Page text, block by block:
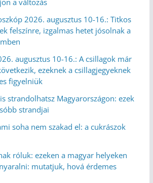
2026. augusztus 10-16.: Titkos
felszínre, izgalmas hetet jósolnak a
augusztus 10-16.: A csillagok már
ezeknek a csillagjegyeknek
figyelniük
strandolhatsz Magyarországon: ezek
strandjai
soha nem szakad el: a cukrászok
róluk: ezeken a magyar helyeken
mutatjuk, hová érdemes